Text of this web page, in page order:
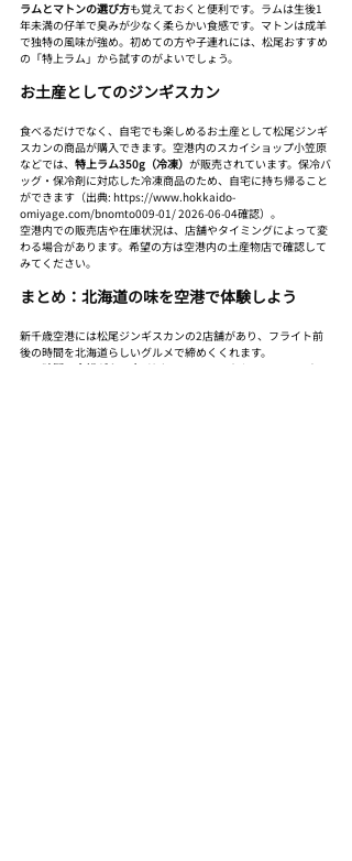
ラムとマトンの選び方も覚えておくと便利です。ラムは生後1
年未満の仔羊で臭みが少なく柔らかい食感です。マトンは成羊
で独特の風味が強め。初めての方や子連れには、松尾おすすめ
の「特上ラム」から試すのがよいでしょう。
お土産としてのジンギスカン
食べるだけでなく、自宅でも楽しめるお土産として松尾ジンギ
スカンの商品が購入できます。空港内のスカイショップ小笠原
などでは、 特上ラム350g（冷凍） が販売されています。保冷バ
ッグ・保冷剤に対応した冷凍商品のため、自宅に持ち帰ること
ができます（出典: https://www.hokkaido-
omiyage.com/bnomto009-01/ 2026-06-04確認）。
空港内での販売店や在庫状況は、店舗やタイミングによって変
わる場合があります。希望の方は空港内の土産物店で確認して
みてください。
まとめ：北海道の味を空港で体験しよう
新千歳空港には松尾ジンギスカンの2店舗があり、フライト前
後の時間を北海道らしいグルメで締めくくれます。
時間に余裕がある方
: 着席レストラン（グルメワールド）